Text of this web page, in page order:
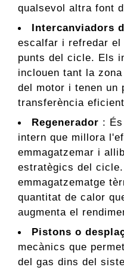
qualsevol altra font
Intercanviadors
escalfar i refredar
punts del cicle. Els
inclouen tant la
del motor i tenen un
transferència
Regenerador :
intern que millora
emmagatzemar i
estratègics del
emmagatzematge
quantitat de calor
augmenta el
Pistons o
mecànics que
del gas dins del